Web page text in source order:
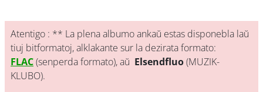
Atentigo : ** La plena albumo ankaŭ estas disponebla laŭ
tiuj bitformatoj, alklakante sur la dezirata formato:
FLAC(senperda formato), aŭ Elsendfluo(MUZIK-
KLUBO).